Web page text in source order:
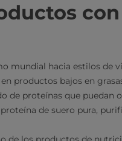
mundial hacia estilos de
productos bajos en
de proteínas que puedan
de suero pura,